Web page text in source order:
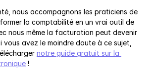
nous accompagnons les praticiens de
la comptabilité en un vrai outil de
nous même la facturation peut devenir
vous avez le moindre doute à ce sujet,
notre guide gratuit sur la
!